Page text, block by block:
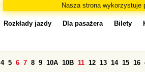
Nasza strona wykorzystuje
Rozkłady jazdy Dla pasażera Bilety
4 5 6 7 8 9 10A 10B 11 12 13 14 15 16